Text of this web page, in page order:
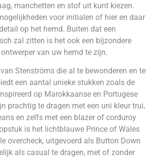
manchetten en stof uit kunt kiezen.
voor initialen of hier en daar
op het hemd. Buiten dat een
zal zitten is het ook een bijzondere
van uw hemd te zijn.
Stenströms die al te bewonderen en te
een aantal unieke stukken zoals de
op Marokkaanse en Portugese
prachtig te dragen met een uni kleur trui,
en zelfs met een blazer of corduroy
is het lichtblauwe Prince of Wales
overcheck, uitgevoerd als Button Down
als casual te dragen, met of zonder